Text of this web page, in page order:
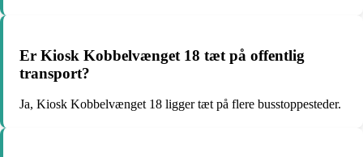
Er Kiosk Kobbelvænget 18 tæt på offentlig
transport?
Ja, Kiosk Kobbelvænget 18 ligger tæt på flere busstoppesteder.